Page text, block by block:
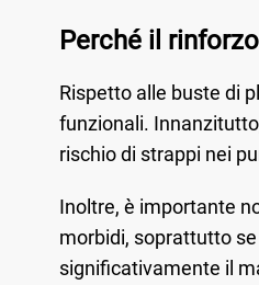
Perché il
Rispetto alle buste di
funzionali.
rischio di strappi nei
Inoltre, è importante
morbidi, soprattutto
significativamente il